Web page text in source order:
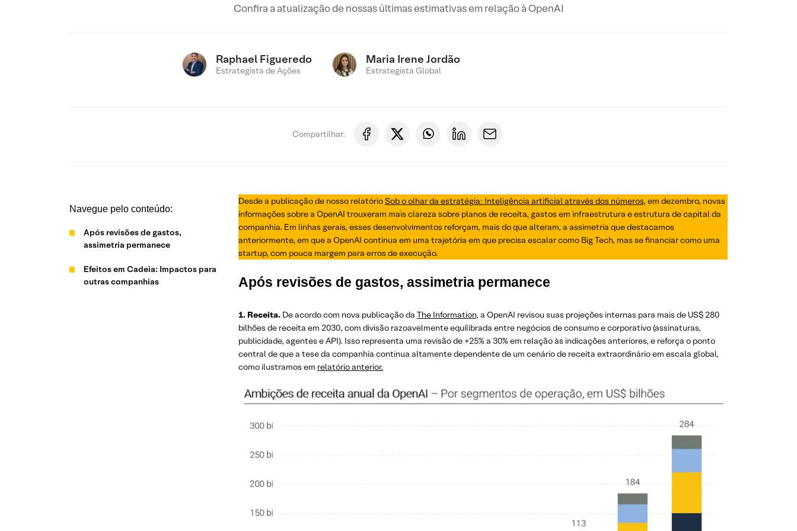
Confira a atualização de nossas últimas estimativas em relação à OpenAI
Raphael Figueredo
Estrategista de Ações
Maria Irene Jordão
Estrategista Global
Compartilhar:
Navegue pelo conteúdo:
Após revisões de gastos,
assimetria permanece
Efeitos em Cadeia: Impactos para
outras companhias
Desde a publicação de nosso relatórioSob o olhar da estratégia: Inteligência artificial através dos números, em dezembro, novas
informações sobre a OpenAI trouxeram mais clareza sobre planos de receita, gastos em infraestrutura e estrutura de capital da
companhia. Em linhas gerais, esses desenvolvimentos reforçam, mais do que alteram, a assimetria que destacamos
anteriormente, em que a OpenAI continua em uma trajetória em que precisa escalar como Big Tech, mas se financiar como uma
startup, com pouca margem para erros de execução.
Após revisões de gastos, assimetria permanece
1. Receita. De acordo com nova publicação da The Information, a OpenAI revisou suas projeções internas para mais de US$ 280
bilhões de receita em 2030, com divisão razoavelmente equilibrada entre negócios de consumo e corporativo (assinaturas,
publicidade, agentes e API). Isso representa uma revisão de +25% a 30% em relação às indicações anteriores, e reforça o ponto
central de que a tese da companhia continua altamente dependente de um cenário de receita extraordinário em escala global,
como ilustramos em relatório anterior.